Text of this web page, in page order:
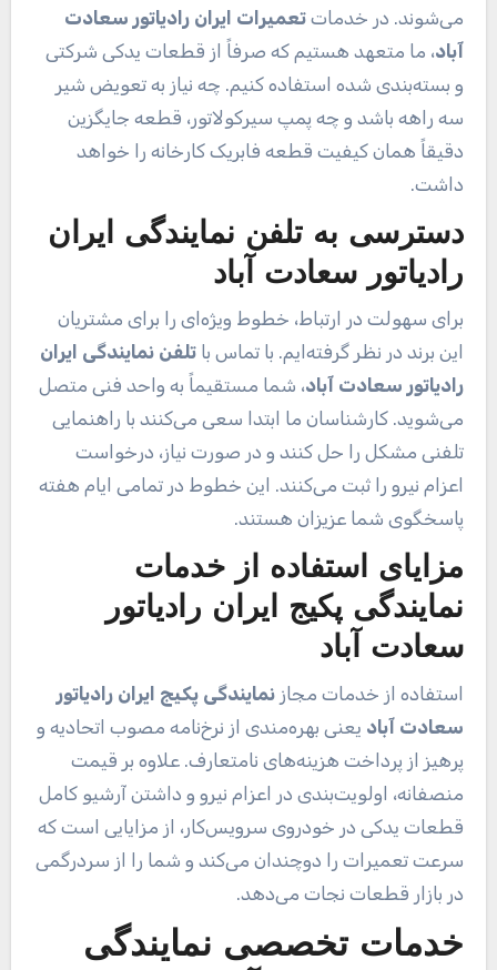
می‌شوند. در خدمات تعمیرات ایران رادیاتور سعادت
آباد، ما متعهد هستیم که صرفاً از قطعات یدکی شرکتی
و بسته‌بندی شده استفاده کنیم. چه نیاز به تعویض شیر
سه راهه باشد و چه پمپ سیرکولاتور، قطعه جایگزین
دقیقاً همان کیفیت قطعه فابریک کارخانه را خواهد
داشت.
دسترسی به تلفن نمایندگی ایران
رادیاتور سعادت آباد
برای سهولت در ارتباط، خطوط ویژه‌ای را برای مشتریان
این برند در نظر گرفته‌ایم. با تماس با تلفن نمایندگی ایران
رادیاتور سعادت آباد، شما مستقیماً به واحد فنی متصل
می‌شوید. کارشناسان ما ابتدا سعی می‌کنند با راهنمایی
تلفنی مشکل را حل کنند و در صورت نیاز، درخواست
اعزام نیرو را ثبت می‌کنند. این خطوط در تمامی ایام هفته
پاسخگوی شما عزیزان هستند.
مزایای استفاده از خدمات
نمایندگی پکیج ایران رادیاتور
سعادت آباد
استفاده از خدمات مجاز نمایندگی پکیج ایران رادیاتور
سعادت آباد یعنی بهره‌مندی از نرخ‌نامه مصوب اتحادیه و
پرهیز از پرداخت هزینه‌های نامتعارف. علاوه بر قیمت
منصفانه، اولویت‌بندی در اعزام نیرو و داشتن آرشیو کامل
قطعات یدکی در خودروی سرویس‌کار، از مزایایی است که
سرعت تعمیرات را دوچندان می‌کند و شما را از سردرگمی
در بازار قطعات نجات می‌دهد.
خدمات تخصصی نمایندگی